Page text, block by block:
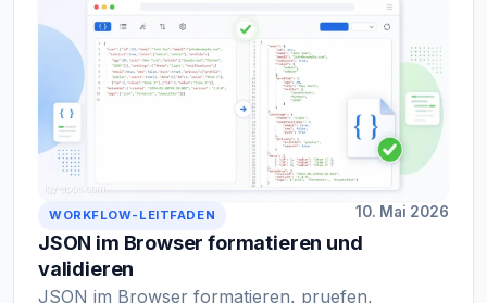
WORKFLOW-LEITFADEN 10. Mai 2026
JSON im Browser formatieren und
validieren
JSON im Browser formatieren, pruefen,